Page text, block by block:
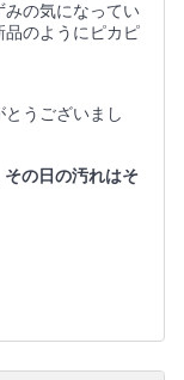
みの気になってい
品のようにピカピ
うございまし
の日の汚れはそ